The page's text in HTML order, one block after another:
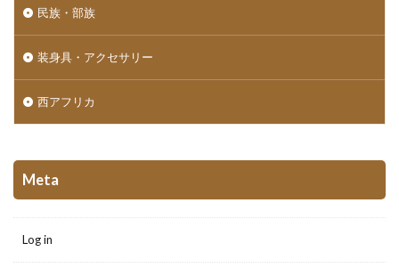
民族・部族
装身具・アクセサリー
西アフリカ
Meta
Log in